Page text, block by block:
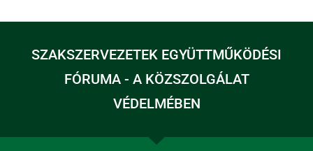
SZAKSZERVEZETEK EGYÜTTMŰKÖDÉSI
FÓRUMA - A KÖZSZOLGÁLAT
VÉDELMÉBEN